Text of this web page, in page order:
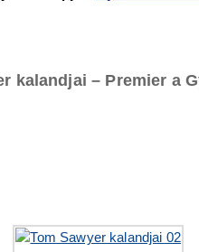
kalandjai – Premier a